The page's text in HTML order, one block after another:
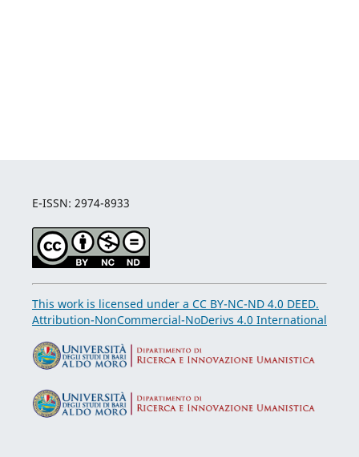
E-ISSN: 2974-8933
This work is licensed under a CC BY-NC-ND 4.0 DEED.
Attribution-NonCommercial-NoDerivs 4.0 International